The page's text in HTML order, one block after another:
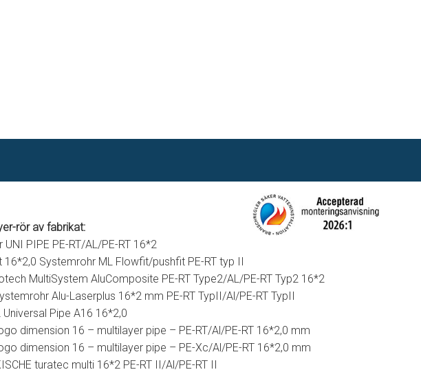
rör av fabrikat:
UNI PIPE PE-RT/AL/PE-RT 16*2
16*2,0 Systemrohr ML Flowfit/pushfit PE-RT typ II
MultiSystem AluComposite PE-RT Type2/AL/PE-RT Typ2 16*2
Alu-Laserplus 16*2 mm PE-RT TypII/Al/PE-RT TypII
Universal Pipe A16 16*2,0
dimension 16 – multilayer pipe – PE-RT/Al/PE-RT 16*2,0 mm
dimension 16 – multilayer pipe – PE-Xc/Al/PE-RT 16*2,0 mm
turatec multi 16*2 PE-RT II/Al/PE-RT II